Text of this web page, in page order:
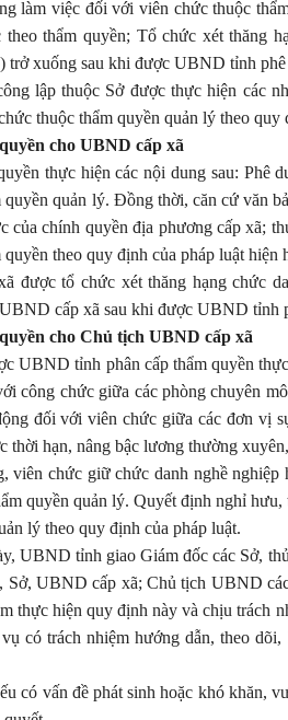
làm việc đối với viên chức thuộc
thẩm quyền; Tổ chức xét thăng
trở xuống sau khi được UBND tỉnh
lậpthuộc Sở được thực hiện các
thuộc thẩm quyền quản lý theo quy
cho UBND cấp xã
thực hiện các nội dung sau: Phê
quyền quản lý. Đồng thời, căn cứ văn
của chính quyền địa phương cấp xã;
quyền theo quy định của pháp luật hiện
được tổ chức xét thăng hạng chức
cấp xã sau khi được UBND tỉnh
cho Chủ tịch UBND cấp xã
UBND tỉnh phân cấp thẩm quyền
công chức giữa các phòng chuyên
đối với viên chức giữa các đơn vị
thời hạn, nâng bậc lương thường
viên chức giữ chức danh nghề
quyền quản lý. Quyết định nghỉ
lý theo quy định của pháp luật.
UBND tỉnh giao Giám đốc các Sở,
, Sở, UBND cấp xã; Chủ tịch UBND
thực hiện quy định này và chịu trách
có trách nhiệm hướng dẫn, theo
có vấn đề phát sinh hoặc khó khăn,